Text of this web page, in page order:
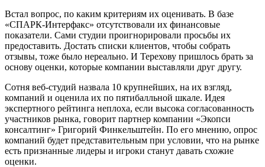
Встал вопрос, по каким критериям их оценивать. В базе
«СПАРК-Интерфакс» отсутствовали их финансовые
показатели. Сами студии проигнорировали просьбы их
предоставить. Достать списки клиентов, чтобы собрать
отзывы, тоже было нереально. И Терехову пришлось брать за
основу оценки, которые компании выставляли друг другу.
Сотня веб-студий назвала 10 крупнейших, на их взгляд,
компаний и оценила их по пятибалльной шкале. Идея
экспертного рейтинга неплоха, если высока согласованность
участников рынка, говорит партнер компании «Экопси
консалтинг» Григорий Финкельштейн. По его мнению, опрос
компаний будет представительным при условии, что на рынке
есть признанные лидеры и игроки станут давать схожие
оценки.